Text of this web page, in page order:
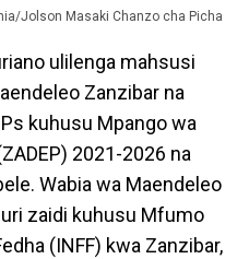
Jolson Masaki Chanzo cha Picha
ulilenga mahsusi
Zanzibar na
kuhusu Mpango wa
2021-2026 na
Wabia wa Maendeleo
zaidi kuhusu Mfumo
(INFF) kwa Zanzibar,